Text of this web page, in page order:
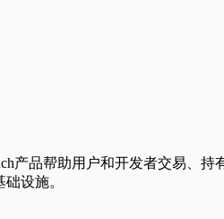
产品帮助用户和开发者交易
设施。